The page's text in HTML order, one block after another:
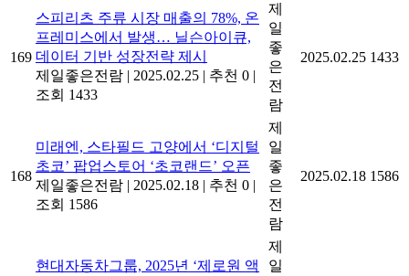
169
스피리츠 주류 시장 매출의 78%, 온
프레미스에서 발생… 닐슨아이큐,
데이터 기반 성장전략 제시
제일좋은전람 | 2025.02.25 | 추천 0 |
조회 1433
제
일
좋
은
전
람
2025.02.25 1433
168
미래엔, 스타필드 고양에서 ‘디지털
초코’ 팝업스토어 ‘초코랜드’ 오픈
제일좋은전람 | 2025.02.18 | 추천 0 |
조회 1586
제
일
좋
은
전
람
2025.02.18 1586
현대자동차그룹, 2025년 ‘제로원 액
제
일